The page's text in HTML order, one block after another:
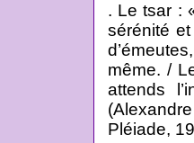
. Le tsar :
sérénité
même. /
attends
Pléiade,